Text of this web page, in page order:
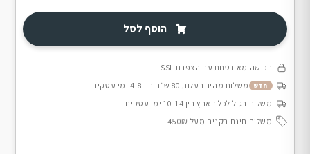
הוסף לסל
רכישה מאובטחת עם הצפנת SSL
חדש
משלוח מהיר בעלות 80 ש״ח בין 4-8 ימי עסקים
משלוח רגיל לכל הארץ בין 10-14 ימי עסקים
משלוח חינם בקניה מעל 450₪